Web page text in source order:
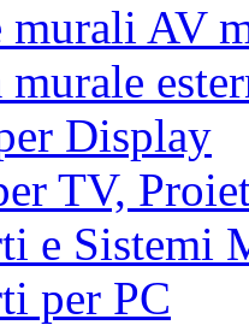
murali AV
murale
Display
TV,
e Sistemi
per PC